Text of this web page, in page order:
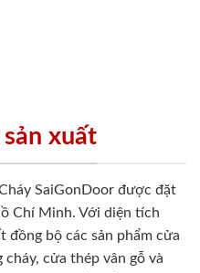
xuất
SaiGonDoor được đặt
Chí Minh. Với diện tích
đồng bộ các sản phẩm cửa
cửa thép vân gỗ và